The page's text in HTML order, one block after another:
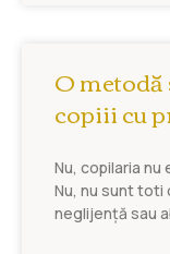
O
copiii cu
Nu, copilaria
Nu, nu sunt toti
neglijență sau